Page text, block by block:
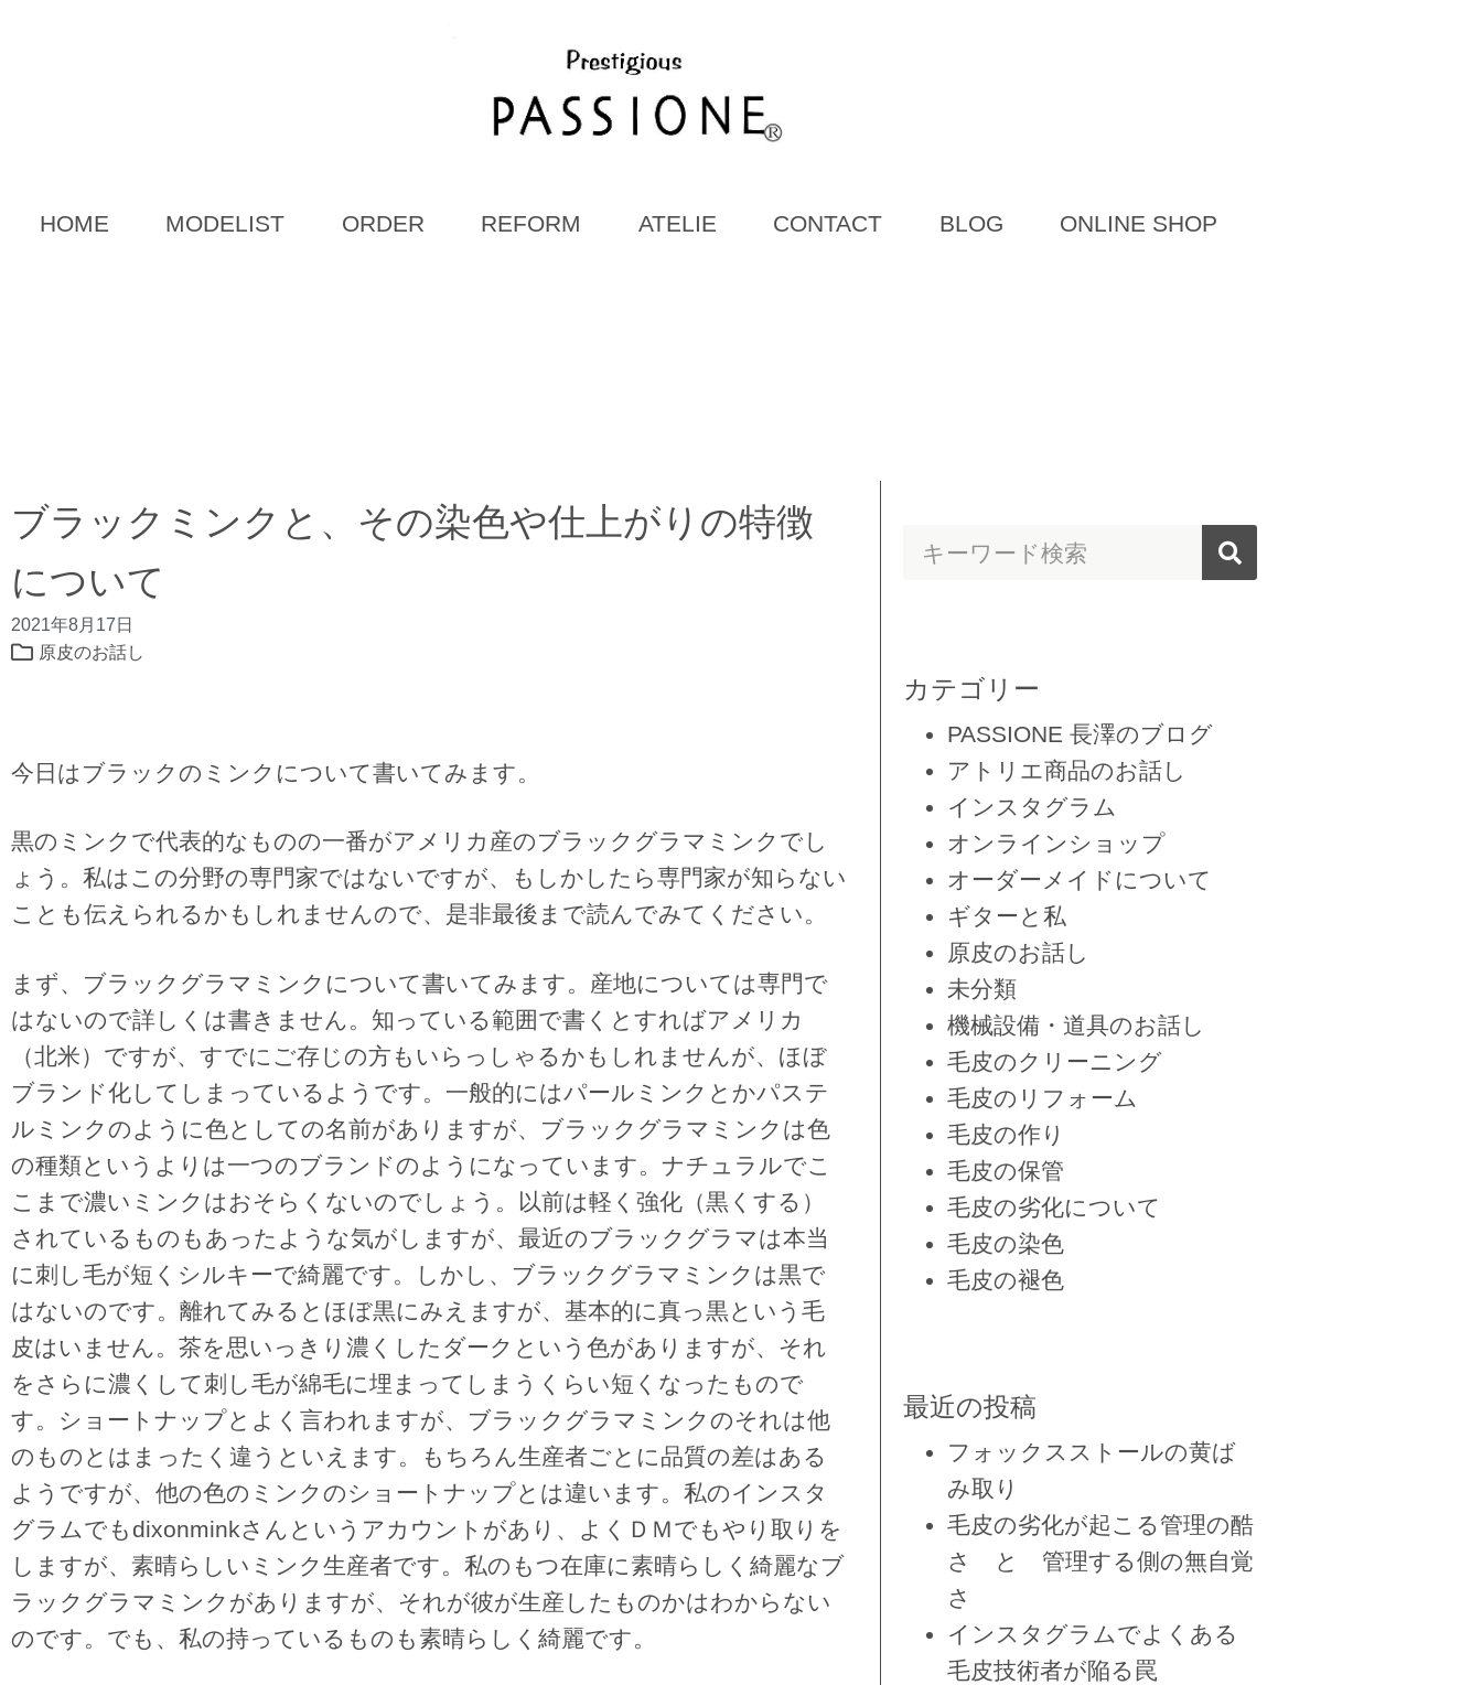
HOME MODELIST ORDER REFORM ATELIE CONTACT BLOG ONLINE SHOP
ブラックミンクと、その染色や仕上がりの特徴
について
2021年8月17日
原皮のお話し
今日はブラックのミンクについて書いてみます。
黒のミンクで代表的なものの一番がアメリカ産のブラックグラマミンクでし
ょう。私はこの分野の専門家ではないですが、もしかしたら専門家が知らない
ことも伝えられるかもしれませんので、是非最後まで読んでみてください。
まず、ブラックグラマミンクについて書いてみます。産地については専門で
はないので詳しくは書きません。知っている範囲で書くとすればアメリカ
（北米）ですが、すでにご存じの方もいらっしゃるかもしれませんが、ほぼ
ブランド化してしまっているようです。一般的にはパールミンクとかパステ
ルミンクのように色としての名前がありますが、ブラックグラマミンクは色
の種類というよりは一つのブランドのようになっています。ナチュラルでこ
こまで濃いミンクはおそらくないのでしょう。以前は軽く強化（黒くする）
されているものもあったような気がしますが、最近のブラックグラマは本当
に刺し毛が短くシルキーで綺麗です。しかし、ブラックグラマミンクは黒で
はないのです。離れてみるとほぼ黒にみえますが、基本的に真っ黒という毛
皮はいません。茶を思いっきり濃くしたダークという色がありますが、それ
をさらに濃くして刺し毛が綿毛に埋まってしまうくらい短くなったもので
す。ショートナップとよく言われますが、ブラックグラマミンクのそれは他
のものとはまったく違うといえます。もちろん生産者ごとに品質の差はある
ようですが、他の色のミンクのショートナップとは違います。私のインスタ
グラムでもdixonminkさんというアカウントがあり、よくＤＭでもやり取りを
しますが、素晴らしいミンク生産者です。私のもつ在庫に素晴らしく綺麗なブ
ラックグラマミンクがありますが、それが彼が生産したものかはわからない
のです。でも、私の持っているものも素晴らしく綺麗です。
カテゴリー
PASSIONE 長澤のブログ
アトリエ商品のお話し
インスタグラム
オンラインショップ
オーダーメイドについて
ギターと私
原皮のお話し
未分類
機械設備・道具のお話し
毛皮のクリーニング
毛皮のリフォーム
毛皮の作り
毛皮の保管
毛皮の劣化について
毛皮の染色
毛皮の褪色
最近の投稿
フォックスストールの黄ば
み取り
毛皮の劣化が起こる管理の酷
さ と 管理する側の無自覚
さ
インスタグラムでよくある
毛皮技術者が陥る罠